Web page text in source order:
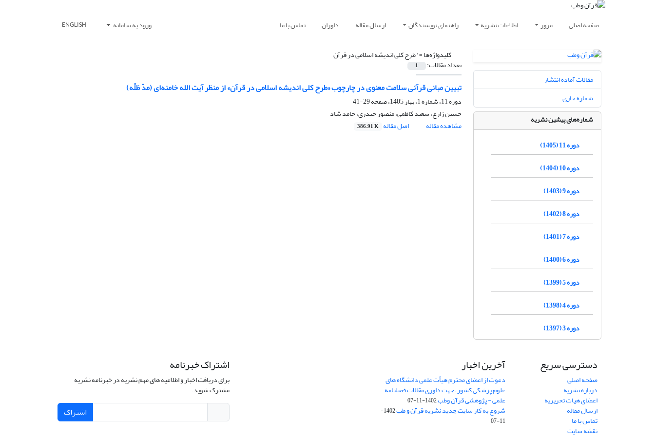
صفحه اصلی مرور اطلاعات نشریه راهنمای نویسندگان ارسال مقاله داوران تماس با ما ورود به سامانه ENGLISH
کلیدواژه‌ها =' طرح کلی اندیشه اسلامی در قرآن
تعداد مقالات: 1
تبیین مبانی قرآنی سلامت معنوی در چارچوب «طرح کلی اندیشه اسلامی در قرآن» از منظر آیت الله خامنه‌ای (مدّ ظلّه)
دوره 11، شماره 1، بهار 1405، صفحه
29-41
حسین زارع، سعید کاظمی، منصور حیدری، حامد شاد
مشاهده مقاله
اصل مقاله 386.91 K
مقالات آماده انتشار
شماره جاری
شماره‌های پیشین نشریه
دوره 11 (1405)
دوره 10 (1404)
دوره 9 (1403)
دوره 8 (1402)
دوره 7 (1401)
دوره 6 (1400)
دوره 5 (1399)
دوره 4 (1398)
دوره 3 (1397)
دسترسی سریع
صفحه اصلی
درباره نشریه
اعضای هیات تحریریه
ارسال مقاله
تماس با ما
نقشه سایت
آخرین اخبار
دعوت از اعضای محترم هیأت علمی دانشگاه های
علوم پزشکی کشور، جهت داوری مقالات فصلنامه
علمی - پژوهشی قرآن وطب1402-11-07
شروع به کار سایت جدید نشریه قرآن و طب
1402-
11-07
اشتراک خبرنامه
برای دریافت اخبار و اطلاعیه های مهم نشریه در خبرنامه نشریه
مشترک شوید.
اشتراک